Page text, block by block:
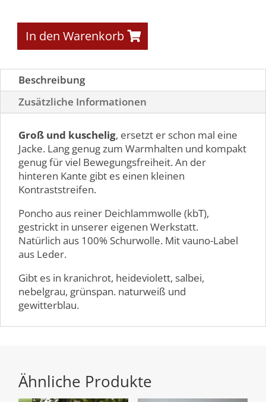
In den Warenkorb
Beschreibung
Zusätzliche Informationen
Groß und kuschelig, ersetzt er schon mal eine
Jacke. Lang genug zum Warmhalten und kompakt
genug für viel Bewegungsfreiheit. An der
hinteren Kante gibt es einen kleinen
Kontraststreifen.
Poncho aus reiner Deichlammwolle (kbT),
gestrickt in unserer eigenen Werkstatt.
Natürlich aus 100% Schurwolle. Mit vauno-Label
aus Leder.
Gibt es in kranichrot, heideviolett, salbei,
nebelgrau, grünspan. naturweiß und
gewitterblau.
Ähnliche Produkte